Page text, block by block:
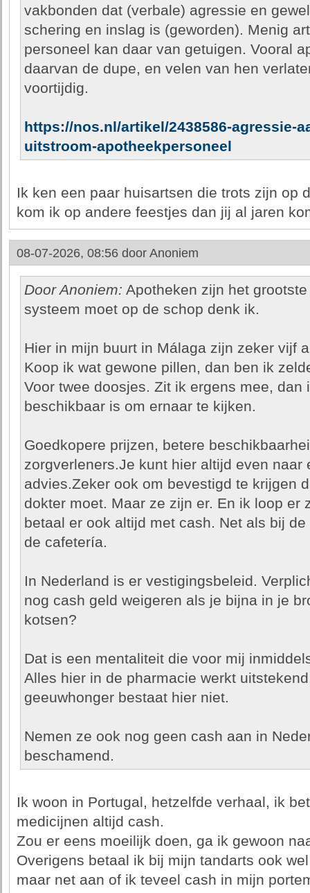
vakbonden dat (verbale) agressie en
schering en inslag is (geworden). Menig
personeel kan daar van getuigen. Vooral
daarvan de dupe, en velen van hen
voortijdig.
https://nos.nl/artikel/2438586-agressie-
uitstroom-apotheekpersoneel
Ik ken een paar huisartsen die trots zijn op
kom ik op andere feestjes dan jij al jaren
08-07-2026, 08:56 door Anoniem
Door Anoniem: Apotheken zijn het
systeem moet op de schop denk ik.
Hier in mijn buurt in Málaga zijn zeker vijf
Koop ik wat gewone pillen, dan ben ik
Voor twee doosjes. Zit ik ergens mee,
beschikbaar is om ernaar te kijken.
Goedkopere prijzen, betere
zorgverleners.Je kunt hier altijd even naar
advies.Zeker ook om bevestigd te krijgen
dokter moet. Maar ze zijn er. En ik loop er
betaal er ook altijd met cash. Net als bij
de cafetería.
In Nederland is er vestigingsbeleid.
nog cash geld weigeren als je bijna in je
kotsen?
Dat is een mentaliteit die voor mij
Alles hier in de pharmacie werkt
geeuwhonger bestaat hier niet.
Nemen ze ook nog geen cash aan in
beschamend.
Ik woon in Portugal, hetzelfde verhaal, ik
medicijnen altijd cash.
Zou er eens moeilijk doen, ga ik gewoon
Overigens betaal ik bij mijn tandarts ook
maar net aan of ik teveel cash in mijn